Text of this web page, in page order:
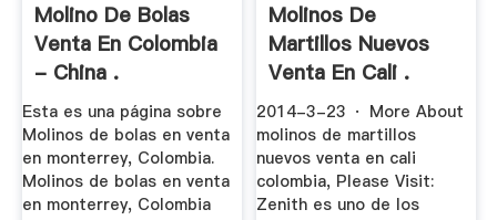
Molino De Bolas
Venta En Colombia
- China .
Esta es una página sobre
Molinos de bolas en venta
en monterrey, Colombia.
Molinos de bolas en venta
en monterrey, Colombia
Molinos De
Martillos Nuevos
Venta En Cali .
2014-3-23 · More About
molinos de martillos
nuevos venta en cali
colombia, Please Visit:
Zenith es uno de los